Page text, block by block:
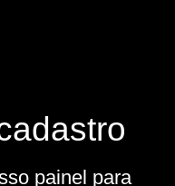
painel para